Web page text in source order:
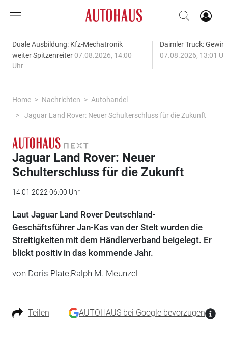
Duale Ausbildung: Kfz-Mechatronik
weiter Spitzenreiter 07.08.2026, 14:00
Uhr
Daimler Truck:
07.08.2026, 13:01
Home Nachrichten
Autohandel
Jaguar Land Rover: Neuer Schulterschluss für die Zukunft
Jaguar Land Rover: Neuer
Schulterschluss für die Zukunft
14.01.2022 06:00 Uhr
Laut Jaguar Land Rover Deutschland-
Geschäftsführer Jan-Kas van der Stelt wurden die
Streitigkeiten mit dem Händlerverband beigelegt. Er
blickt positiv in das kommende Jahr.
von Doris Plate,Ralph M. Meunzel
Teilen AUTOHAUS bei Google bevorzugen